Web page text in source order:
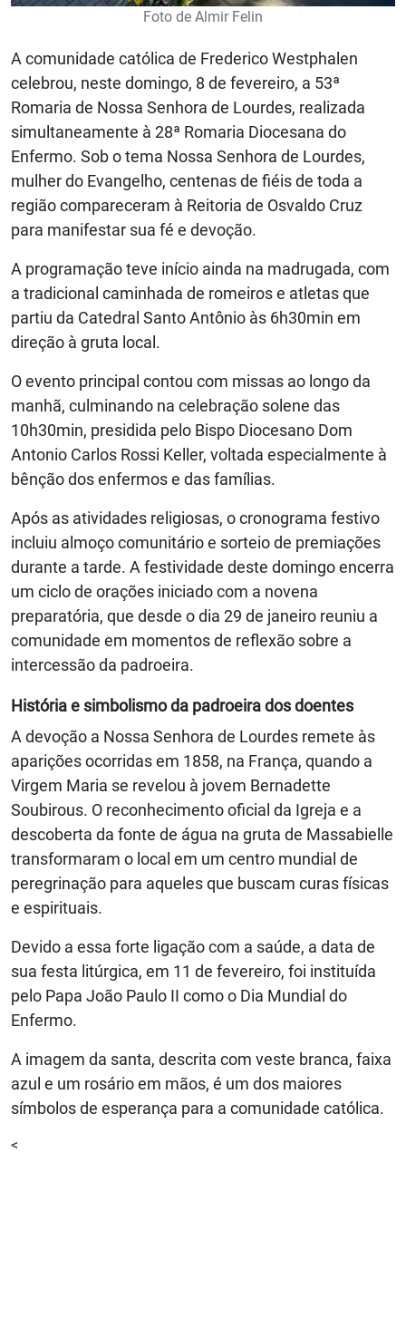
Foto de Almir Felin
A comunidade católica de Frederico Westphalen
celebrou, neste domingo, 8 de fevereiro, a 53ª
Romaria de Nossa Senhora de Lourdes, realizada
simultaneamente à 28ª Romaria Diocesana do
Enfermo. Sob o tema Nossa Senhora de Lourdes,
mulher do Evangelho, centenas de fiéis de toda a
região compareceram à Reitoria de Osvaldo Cruz
para manifestar sua fé e devoção.
A programação teve início ainda na madrugada, com
a tradicional caminhada de romeiros e atletas que
partiu da Catedral Santo Antônio às 6h30min em
direção à gruta local.
O evento principal contou com missas ao longo da
manhã, culminando na celebração solene das
10h30min, presidida pelo Bispo Diocesano Dom
Antonio Carlos Rossi Keller, voltada especialmente à
bênção dos enfermos e das famílias.
Após as atividades religiosas, o cronograma festivo
incluiu almoço comunitário e sorteio de premiações
durante a tarde. A festividade deste domingo encerra
um ciclo de orações iniciado com a novena
preparatória, que desde o dia 29 de janeiro reuniu a
comunidade em momentos de reflexão sobre a
intercessão da padroeira.
História e simbolismo da padroeira dos doentes
A devoção a Nossa Senhora de Lourdes remete às
aparições ocorridas em 1858, na França, quando a
Virgem Maria se revelou à jovem Bernadette
Soubirous. O reconhecimento oficial da Igreja e a
descoberta da fonte de água na gruta de Massabielle
transformaram o local em um centro mundial de
peregrinação para aqueles que buscam curas físicas
e espirituais.
Devido a essa forte ligação com a saúde, a data de
sua festa litúrgica, em 11 de fevereiro, foi instituída
pelo Papa João Paulo II como o Dia Mundial do
Enfermo.
A imagem da santa, descrita com veste branca, faixa
azul e um rosário em mãos, é um dos maiores
símbolos de esperança para a comunidade católica.
<